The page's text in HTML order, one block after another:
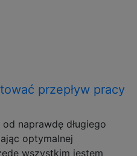
przepływ pracy
od naprawdę długiego
optymalnej
wszystkim jestem